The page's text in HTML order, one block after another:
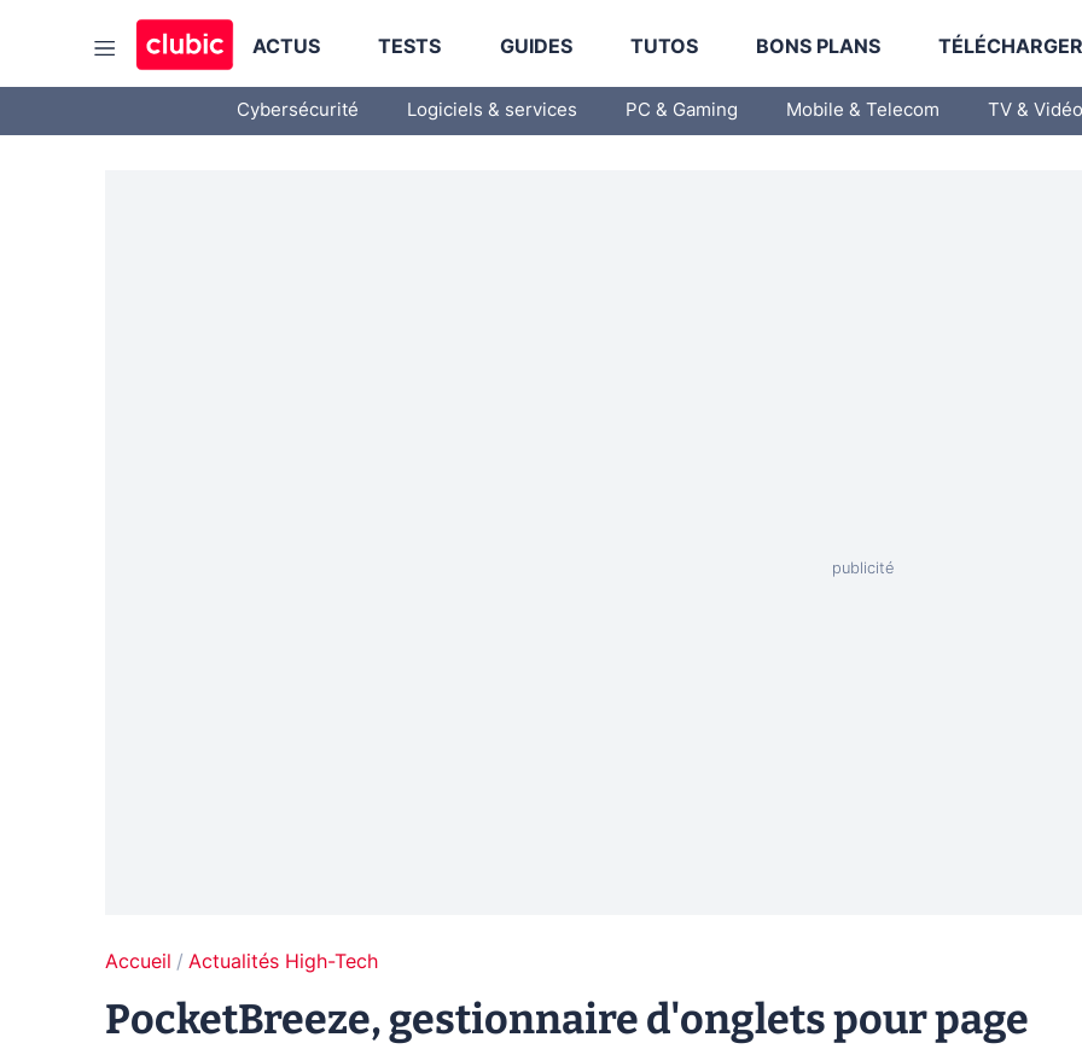
ACTUS TESTS GUIDES TUTOS BONS PLANS
Cybersécurité Logiciels & services PC & Gaming Mobile & Telecom TV & Vidéo
Accueil Actualités High-Tech
PocketBreeze, gestionnaire d'onglets pour page